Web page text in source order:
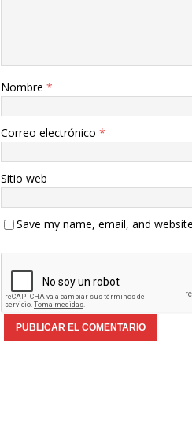
Nombre *
Correo electrónico *
Sitio web
Save my name, email, and